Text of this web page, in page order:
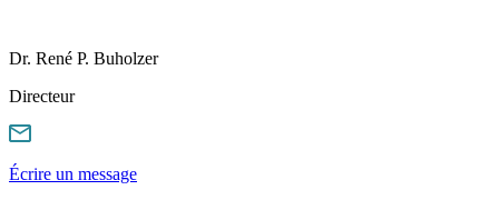
Dr. René P. Buholzer
Directeur
Écrire un message